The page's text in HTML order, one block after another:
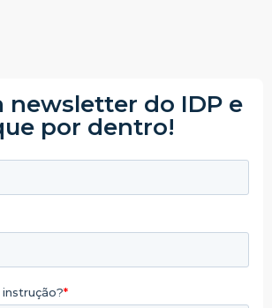
newsletter do IDP e
por dentro!